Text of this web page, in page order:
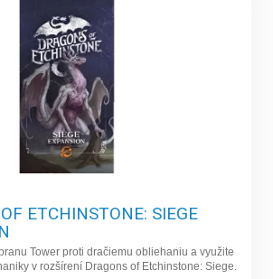
ETCHINSTONE: SIEGE
Tower proti dračiemu obliehaniu a využite
v rozšírení Dragons of Etchinstone: Siege.